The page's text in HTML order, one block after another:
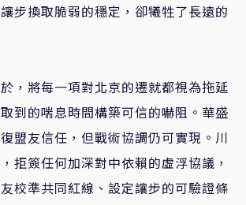
步換取脆弱的穩定，卻犧牲了長遠的
，將每一項對北京的遷就都視為拖延
到的喘息時間構築可信的嚇阻。華盛
盟友信任，但戰術協調仍可實現。川
拒簽任何加深對中依賴的虛浮協議，
校準共同紅線、設定讓步的可驗證條